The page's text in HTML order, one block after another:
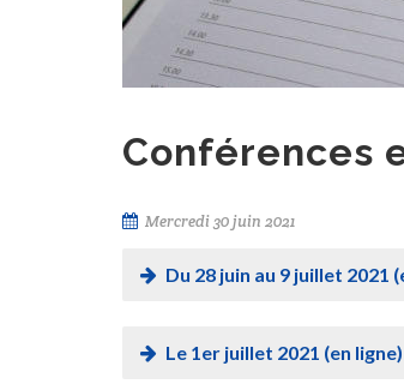
Conférences
Mercredi 30 juin 2021
Du 28 juin au 9 juillet 2021
Le 1er juillet 2021 (en